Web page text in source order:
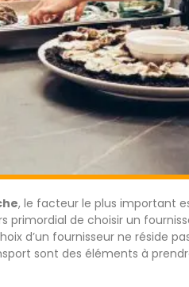
, le facteur le plus important
primordial de choisir un
d’un fournisseur ne réside
sont des éléments à